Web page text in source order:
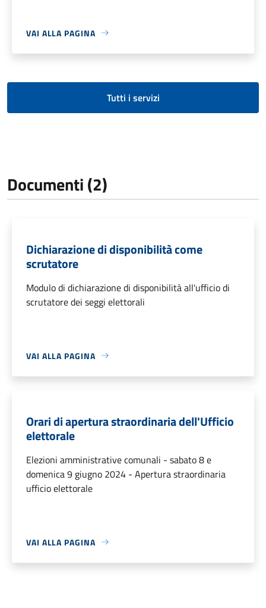
VAI ALLA PAGINA
Tutti i servizi
Documenti (2)
Dichiarazione di disponibilità come
scrutatore
Modulo di dichiarazione di disponibilità all'ufficio di
scrutatore dei seggi elettorali
VAI ALLA PAGINA
Orari di apertura straordinaria dell'Ufficio
elettorale
Elezioni amministrative comunali - sabato 8 e
domenica 9 giugno 2024 - Apertura straordinaria
ufficio elettorale
VAI ALLA PAGINA